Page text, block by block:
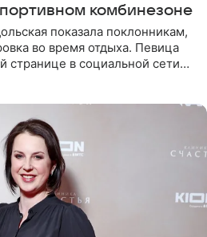
комбинезоне
показала поклонникам,
во время отдыха. Певица
странице в социальной сети